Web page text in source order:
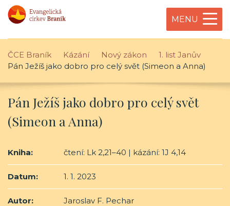
MENU
ČCE Braník Kázání Nový zákon
1. list Janův
Pán Ježíš jako dobro pro celý svět (Simeon a Anna)
Pán Ježíš jako dobro pro celý svět
(Simeon a Anna)
Kniha: čtení: Lk 2,21–40 | kázání: 1J 4,14
Datum: 1. 1. 2023
Autor: Jaroslav F. Pechar